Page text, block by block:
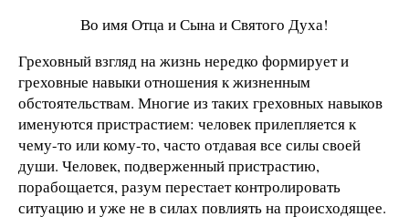
Во имя Отца и Сына и Святого Духа!
Греховный взгляд на жизнь нередко формирует и
греховные навыки отношения к жизненным
обстоятельствам. Многие из таких греховных навыков
именуются пристрастием: человек прилепляется к
чему-то или кому-то, часто отдавая все силы своей
души. Человек, подверженный пристрастию,
порабощается, разум перестает контролировать
ситуацию и уже не в силах повлиять на происходящее.